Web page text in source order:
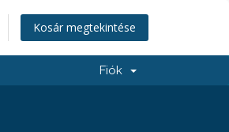
Kosár megtekintése
Fiók